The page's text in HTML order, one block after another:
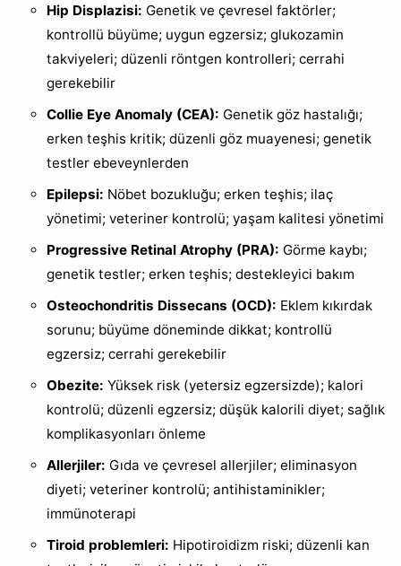
Hip Displazisi: Genetik ve çevresel faktörler;
kontrollü büyüme; uygun egzersiz; glukozamin
takviyeleri; düzenli röntgen kontrolleri; cerrahi
gerekebilir
Collie Eye Anomaly (CEA): Genetik göz hastalığı;
erken teşhis kritik; düzenli göz muayenesi; genetik
testler ebeveynlerden
Epilepsi: Nöbet bozukluğu; erken teşhis; ilaç
yönetimi; veteriner kontrolü; yaşam kalitesi yönetimi
Progressive Retinal Atrophy (PRA): Görme kaybı;
genetik testler; erken teşhis; destekleyici bakım
Osteochondritis Dissecans (OCD): Eklem kıkırdak
sorunu; büyüme döneminde dikkat; kontrollü
egzersiz; cerrahi gerekebilir
Obezite: Yüksek risk (yetersiz egzersizde); kalori
kontrolü; düzenli egzersiz; düşük kalorili diyet; sağlık
komplikasyonları önleme
Allerjiler: Gıda ve çevresel allerjiler; eliminasyon
diyeti; veteriner kontrolü; antihistaminikler;
immünoterapi
Tiroid problemleri: Hipotiroidizm riski; düzenli kan